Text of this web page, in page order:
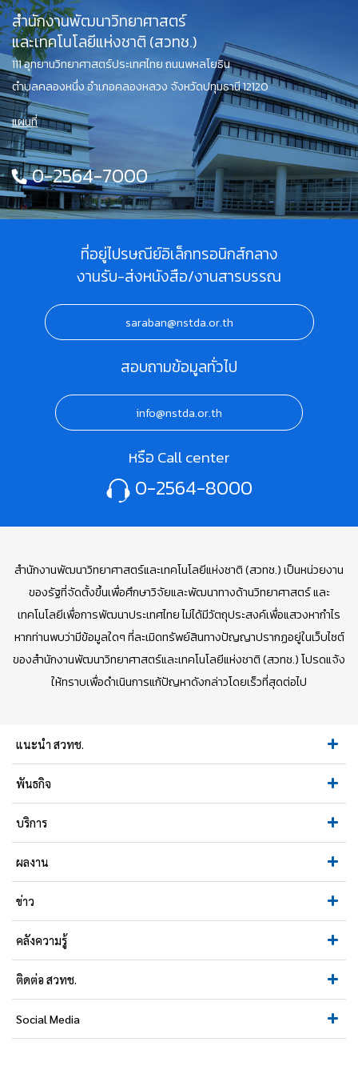
สำนักงานพัฒนาวิทยาศาสตร์
และเทคโนโลยีแห่งชาติ (สวทช.)
111 อุทยานวิทยาศาสตร์ประเทศไทย ถนนพหลโยธิน
ตำบลคลองหนึ่ง อำเภอคลองหลวง จังหวัดปทุมธานี 12120
แผนที่
0-2564-7000
ที่อยู่ไปรษณีย์อิเล็กทรอนิกส์กลาง
งานรับ-ส่งหนังสือ/งานสารบรรณ
saraban@nstda.or.th
สอบถามข้อมูลทั่วไป
info@nstda.or.th
หรือ Call center
0-2564-8000
สำนักงานพัฒนาวิทยาศาสตร์และเทคโนโลยีแห่งชาติ (สวทช.) เป็นหน่วยงาน
ของรัฐที่จัดตั้งขึ้นเพื่อศึกษาวิจัยและพัฒนาทางด้านวิทยาศาสตร์ และ
เทคโนโลยีเพื่อการพัฒนาประเทศไทย ไม่ได้มีวัตถุประสงค์เพื่อแสวงหากำไร
หากท่านพบว่ามีข้อมูลใดๆ ที่ละเมิดทรัพย์สินทางปัญญาปรากฏอยู่ในเว็บไซต์
ของสำนักงานพัฒนาวิทยาศาสตร์และเทคโนโลยีแห่งชาติ (สวทช.) โปรดแจ้ง
ให้ทราบเพื่อดำเนินการแก้ปัญหาดังกล่าวโดยเร็วที่สุดต่อไป
แนะนำ สวทช.
พันธกิจ
บริการ
ผลงาน
ข่าว
คลังความรู้
ติดต่อ สวทช.
Social Media